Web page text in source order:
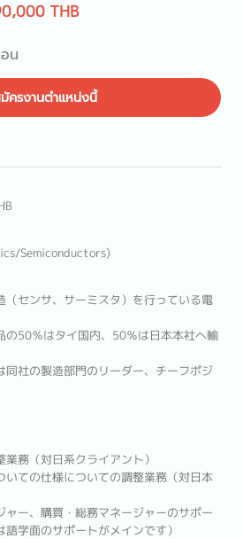
THB
น
ครงานตำแหน่งนี้
Semiconductors)
（センサ、サーミスタ）を行っている電
の50％はタイ国内、50％は日本本社へ輸
同社の製造部門のリーダー、チーフポジ
務（対日系クライアント）
いての仕様についての調整業務（対日本
ャー、購買・総務マネージャーのサポー
学面のサポートがメインです）